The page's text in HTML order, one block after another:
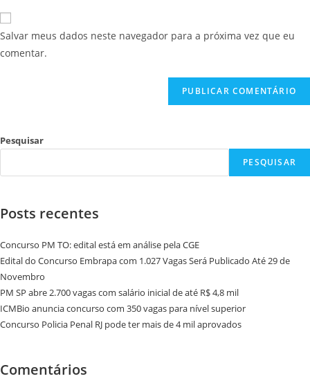
Salvar meus dados neste navegador para a próxima vez que eu
comentar.
Pesquisar
PESQUISAR
Posts recentes
Concurso PM TO: edital está em análise pela CGE
Edital do Concurso Embrapa com 1.027 Vagas Será Publicado Até 29 de
Novembro
PM SP abre 2.700 vagas com salário inicial de até R$ 4,8 mil
ICMBio anuncia concurso com 350 vagas para nível superior
Concurso Policia Penal RJ pode ter mais de 4 mil aprovados
Comentários